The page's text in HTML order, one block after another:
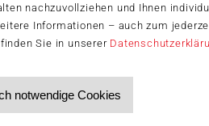
nachzuvollziehen und Ihnen
Informationen – auch zum
Sie in unserer
notwendige Cookies